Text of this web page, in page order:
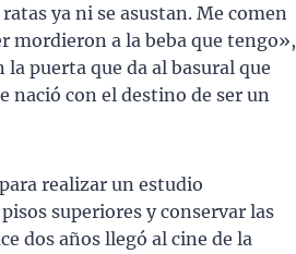
ya ni se asustan. Me comen
mordieron a la beba que tengo»,
puerta que da al basural que
nació con el destino de ser un
realizar un estudio
superiores y conservar las
dos años llegó al cine de la